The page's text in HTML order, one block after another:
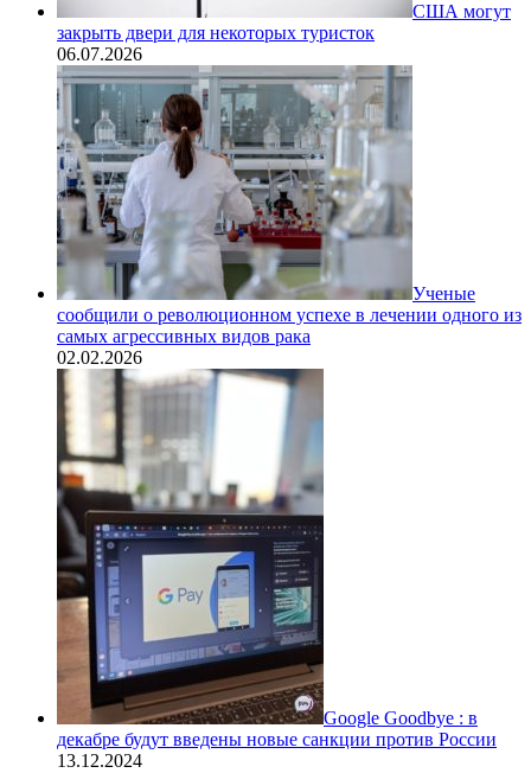
США могут
закрыть двери для некоторых туристок
06.07.2026
Ученые
сообщили о революционном успехе в лечении одного из
самых агрессивных видов рака
02.02.2026
Google Goodbye : в
декабре будут введены новые санкции против России
13.12.2024